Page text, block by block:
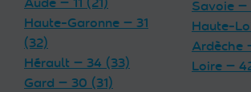
Haute-Garonne — 31
(32)
Hérault — 34 (33)
Gard — 30 (31)
Savoie —
Haute-
Ardèche
Loire —